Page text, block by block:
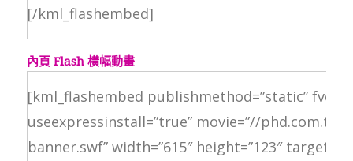
[/kml_flashembed]
內頁 Flash 橫幅動畫
[kml_flashembed publishmethod=”static”
useexpressinstall=”true” movie=”//
banner.swf” width=”615″ height=”123″